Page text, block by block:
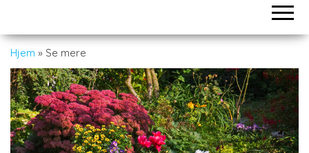
Hjem » Se mere